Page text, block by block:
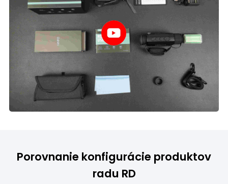
Porovnanie konfigurácie produktov
radu RD